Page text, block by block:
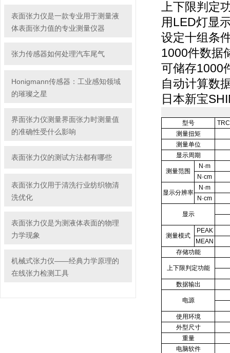
表面张力仪是一款专业用于测量液
体表面张力值的专业测量仪器
张力传感器如何处理汽车尾气
Honigmann传感器：工业感知领域
的璀璨之星
界面张力仪测量界面张力时测量值
的准确性受什么影响
表面张力仪的测试方法都有哪些
表面张力仪用于清洗行业纺织物清
洗优化
表面张力仪是为测液体表面的物理
力学现象
机械式张力仪——经典力学原理的
在线张力检测工具
上下限判定
用LED灯显
设定十组条
1000件数据
可储存1000
自动计算数
日本新宝
型号
测量扭矩
测量单位
显示周期
测量范围
N ·m
N ·cm
显示分辨率
N ·m
N ·cm
显示
测量模式
PEAK
MEAN
存储功能
上下限判定功能
数据输出
电源
使用环境
外型尺寸
重量
电脑软件